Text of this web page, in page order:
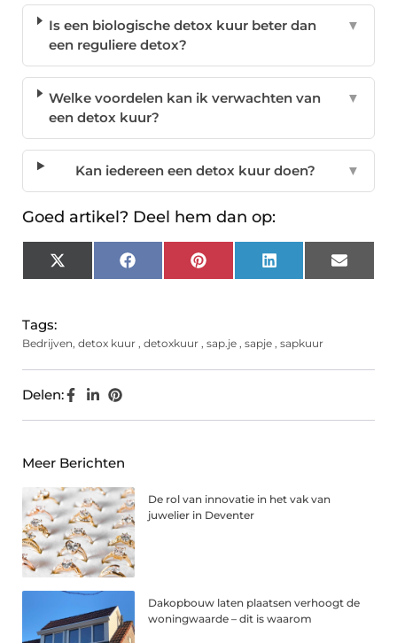
Is een biologische detox kuur beter dan
een reguliere detox?
▼
Welke voordelen kan ik verwachten van
een detox kuur?
▼
Kan iedereen een detox kuur doen? ▼
Goed artikel? Deel hem dan op:
X
(Twitter)
FacebookPinterest LinkedIn Email
Tags:
Bedrijven, detox kuur , detoxkuur , sap.je , sapje , sapkuur
Delen:
Meer Berichten
De rol van innovatie in het vak van
juwelier in Deventer
Dakopbouw laten plaatsen verhoogt de
woningwaarde – dit is waarom